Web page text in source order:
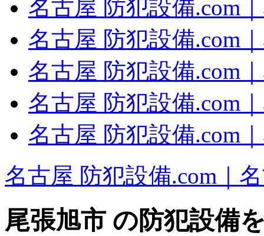
名古屋 防犯設備.com
名古屋 防犯設備.com
名古屋 防犯設備.com
名古屋 防犯設備.com
名古屋 防犯設備.com
名古屋 防犯設備.com｜
尾張旭市の防犯設備